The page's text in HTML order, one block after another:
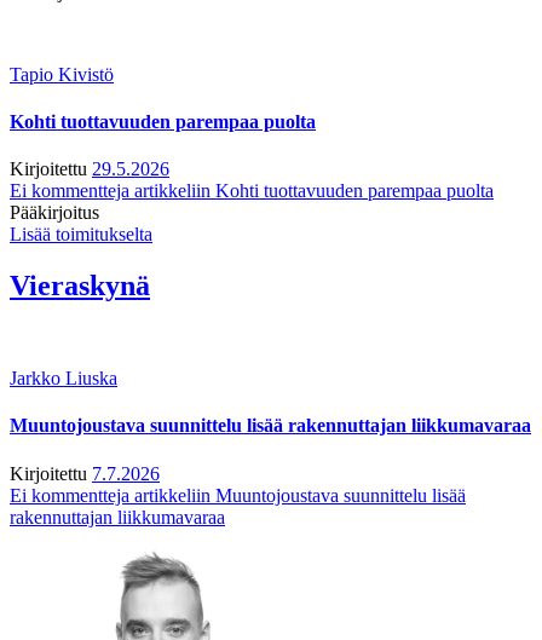
Tapio Kivistö
Kohti tuottavuuden parempaa puolta
Kirjoitettu 29.5.2026
Ei kommentteja artikkeliin Kohti tuottavuuden parempaa puolta
Pääkirjoitus
Lisää toimitukselta
Vieraskynä
Jarkko Liuska
Muuntojoustava suunnittelu lisää rakennuttajan liikkumavaraa
Kirjoitettu 7.7.2026
Ei kommentteja artikkeliin Muuntojoustava suunnittelu lisää
rakennuttajan liikkumavaraa